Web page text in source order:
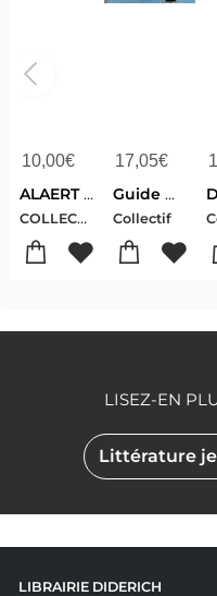
10,00€
ALAERT JAUWEN ZOCKERBOUN 123 PARELEN AUS DER LETZEBUERGER SPROOCH
COLLECTIF
17,05€
Guide Du Routard : Danemark, Suede (edition 2026/2027)
Collectif
Littérature
LISEZ-EN
LIBRAIRIE DIDERICH